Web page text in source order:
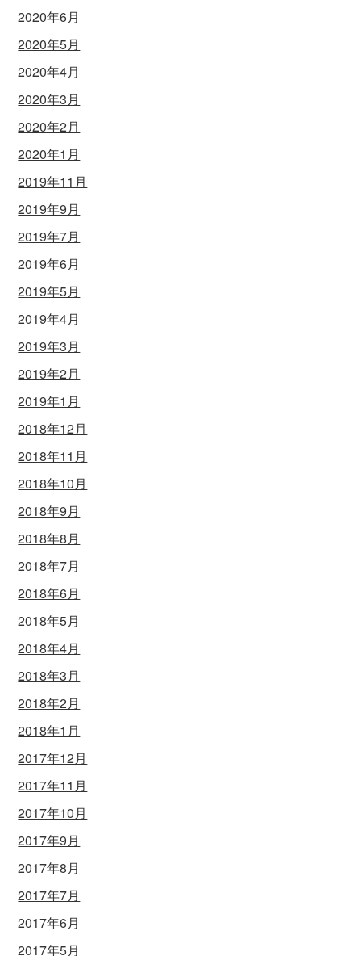
2020年6月
2020年5月
2020年4月
2020年3月
2020年2月
2020年1月
2019年11月
2019年9月
2019年7月
2019年6月
2019年5月
2019年4月
2019年3月
2019年2月
2019年1月
2018年12月
2018年11月
2018年10月
2018年9月
2018年8月
2018年7月
2018年6月
2018年5月
2018年4月
2018年3月
2018年2月
2018年1月
2017年12月
2017年11月
2017年10月
2017年9月
2017年8月
2017年7月
2017年6月
2017年5月